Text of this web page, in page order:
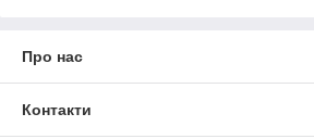
Про нас
Контакти